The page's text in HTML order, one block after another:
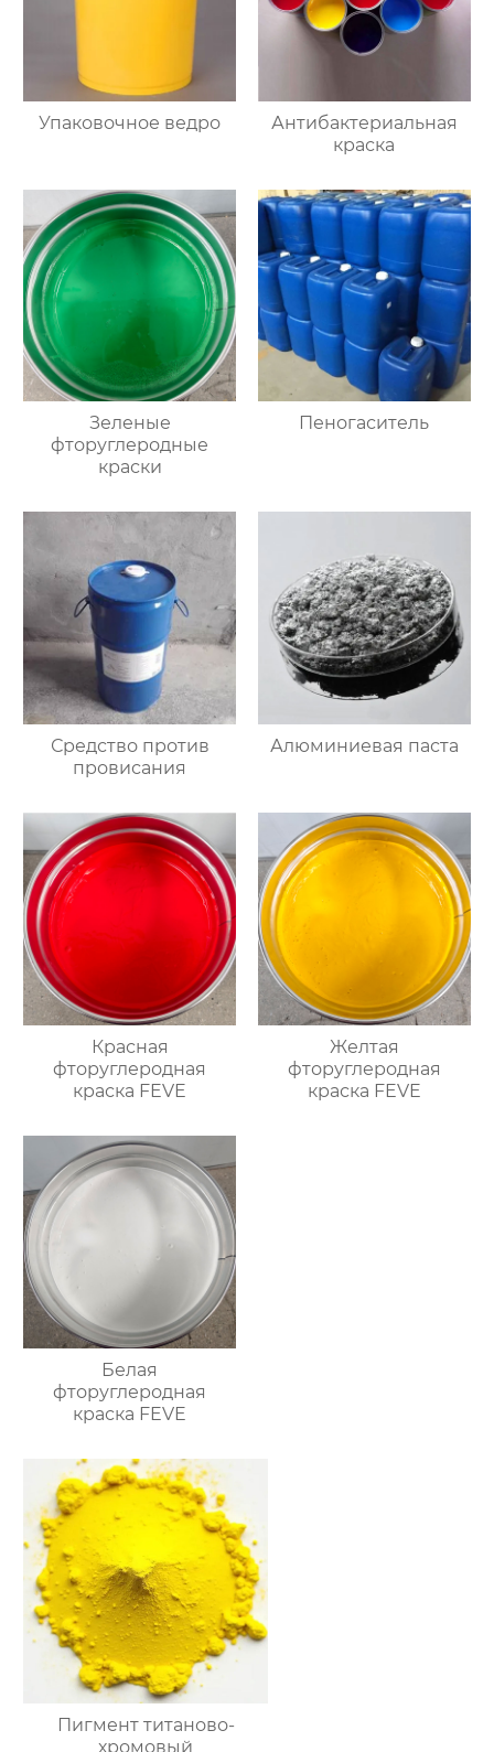
Упаковочное ведро
Антибактериальная
краска
Зеленые
фторуглеродные
краски
Пеногаситель
Средство против
провисания
Алюминиевая паста
Красная
фторуглеродная
краска FEVE
Желтая
фторуглеродная
краска FEVE
Белая
фторуглеродная
краска FEVE
Пигмент титаново-
хромовый